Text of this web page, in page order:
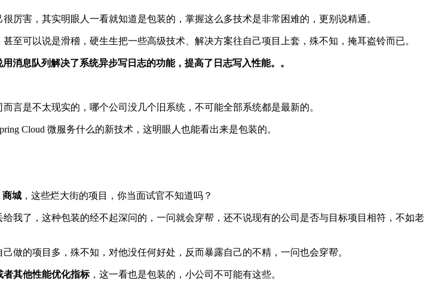
厉害，其实明眼人一看就知道是包装的，掌握这么多技术是非常困难的，更别说精通。
可以说是滑稽，硬生生把一些高级技术、解决方案往自己项目上套，殊不知，掩耳盗铃而已。
消息队列解决了系统异步写日志的功能，提高了日志写入性能。。
而言是不太现实的，哪个公司没几个旧系统，不可能全部系统都是最新的。
Cloud 微服务什么的新技术，这明眼人也能看出来是包装的。
商城 ，这些烂大街的项目，你当面试官不知道吗？
给我了，这种包装的经不起深问的，一问就会穿帮，还不说现有的公司是否与目标项目相符，不如老
做的项目多，殊不知，对他没任何好处，反而暴露自己的不精，一问也会穿帮。
者其他性能优化指标，这一看也是包装的，小公司不可能有这些。